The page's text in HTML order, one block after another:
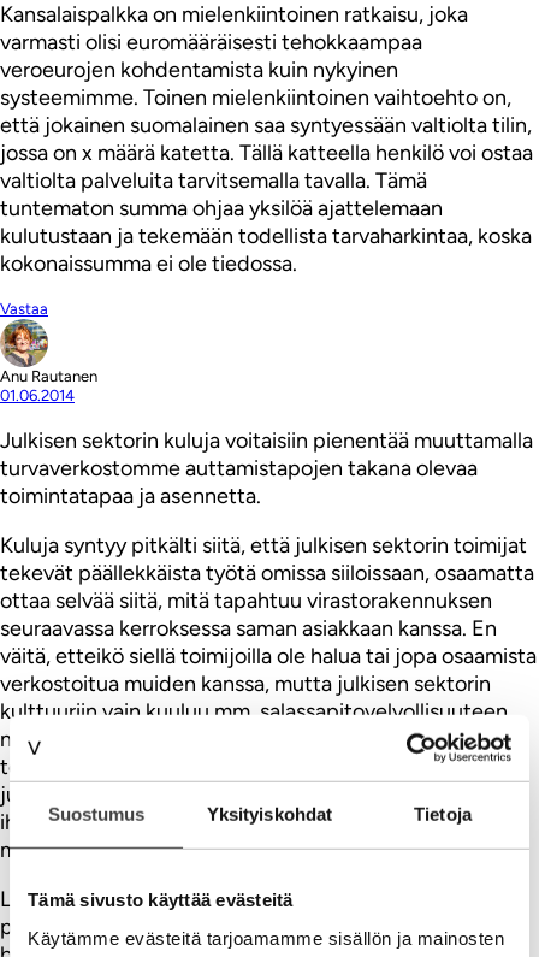
Suostumus Yksityiskohdat Tietoja
Tämä sivusto käyttää evästeitä
Käytämme evästeitä tarjoamamme sisällön ja mainosten
Kansalaispalkka on mielenkiintoinen ratkaisu, joka
varmasti olisi euromääräisesti tehokkaampaa
veroeurojen kohdentamista kuin nykyinen
systeemimme. Toinen mielenkiintoinen vaihtoehto on,
että jokainen suomalainen saa syntyessään valtiolta tilin,
jossa on x määrä katetta. Tällä katteella henkilö voi ostaa
valtiolta palveluita tarvitsemalla tavalla. Tämä
tuntematon summa ohjaa yksilöä ajattelemaan
kulutustaan ja tekemään todellista tarvaharkintaa, koska
kokonaissumma ei ole tiedossa.
Vastaa
Anu Rautanen
01.06.2014
Julkisen sektorin kuluja voitaisiin pienentää muuttamalla
turvaverkostomme auttamistapojen takana olevaa
toimintatapaa ja asennetta.
Kuluja syntyy pitkälti siitä, että julkisen sektorin toimijat
tekevät päällekkäista työtä omissa siiloissaan, osaamatta
ottaa selvää siitä, mitä tapahtuu virastorakennuksen
seuraavassa kerroksessa saman asiakkaan kanssa. En
väitä, etteikö siellä toimijoilla ole halua tai jopa osaamista
verkostoitua muiden kanssa, mutta julkisen sektorin
kulttuuriin vain kuuluu mm. salassapitovelvollisuuteen
nojaten siilomainen toimintakulttuuri. Jokainen haluaa
tehdä työnsä mahdollisimman hyvin ja kokee olevansa
juuri se taho tai henkilö, jonka osaamisella tämä perhe /
ihminen saadaan autettua. Se on harvoin totta tai edes
mahdollista.
Lisäksi, julkinen sektori on rakentanut tukiverkostonsa
pikkupaloista, joissa on, sekä asenteesta että